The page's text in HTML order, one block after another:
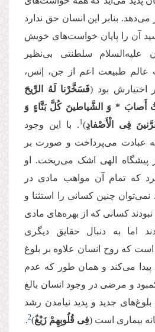
می‌دهد. بنابر این انسان حق ندارد
آن را پایان خواست‌های خویش
علیه‌السلام سلطنتی بی‌نظیر
طبیعت اعم از جن، إنس،
بود (فَسَخَّرْنا لَهُ الرِّیحَ
أَصابَ * وَ الشَّیاطینَ كُلَّ بَنَّاءٍ وَ
فِی الْأَصْفادِ)
1. با این وجود
عبادت می‌پرداخت و صورت بر
الهی اشک می‌ریخت. او
که تمام آن مواهب مادی در
چنین کسانی را استثنا و
کسانی که از بهره‌های مادی
اما به دنبال حقایق دیگری
که روح انسان علاوه بر بلوغ
پیدا می‌کند و همان طور که عدم
و مرضی در وجود انسان بالغ
جدید و پدید نیامدن رشد
بیماری است (فِی قُلُوبِهِمْ زَیْغٌ)
2
.